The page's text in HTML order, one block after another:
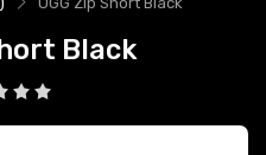
Black